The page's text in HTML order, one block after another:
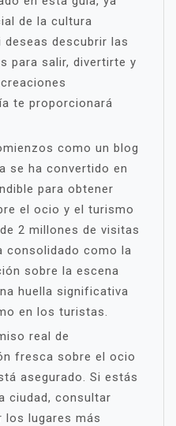
de la cultura
deseas descubrir las
para salir, divertirte y
te proporcionará
como un blog
se ha convertido en
para obtener
el ocio y el turismo
2 millones de visitas
consolidado como la
sobre la escena
huella significativa
en los turistas.
real de
fresca sobre el ocio
asegurado. Si estás
ciudad, consultar
los lugares más